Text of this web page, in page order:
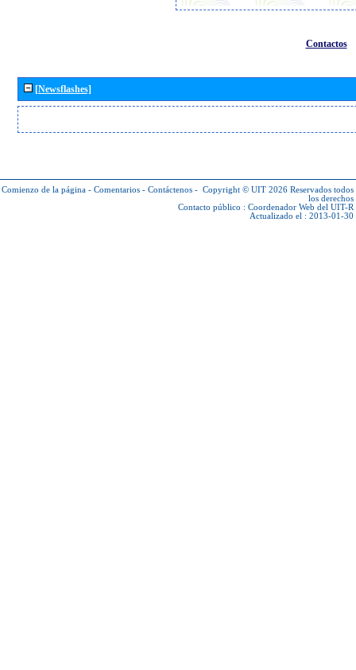
Contactos
[Newsflashes]
Comienzo de la página - Comentarios - Contáctenos - Copyright © UIT 2026 Reservados todos
los derechos
Contacto público : Coordenador Web del UIT-R
Actualizado el : 2013-01-30